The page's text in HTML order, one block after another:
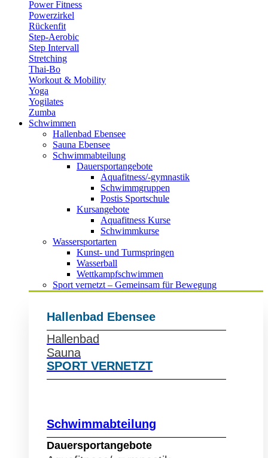
Power Fitness
Powerzirkel
Rückenfit
Step-Aerobic
Step Intervall
Stretching
Thai-Bo
Workout & Mobility
Yoga
Yogilates
Zumba
Schwimmen
Hallenbad Ebensee
Sauna Ebensee
Schwimmabteilung
Dauersportangebote
Aquafitness/-gymnastik
Schwimmgruppen
Postis Sportschule
Kursangebote
Aquafitness Kurse
Schwimmkurse
Wassersportarten
Kunst- und Turmspringen
Wasserball
Wettkampfschwimmen
Sport vernetzt – Gemeinsam für Bewegung
Hallenbad Ebensee
Hallenbad
Sauna
SPORT VERNETZT
Schwimmabteilung
Dauersportangebote